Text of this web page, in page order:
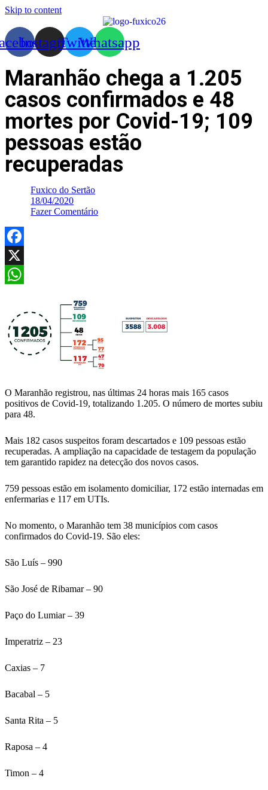
Skip to content
InstagramTwitterWhatsapp
Maranhão chega a 1.205
casos confirmados e 48
mortes por Covid-19; 109
pessoas estão
recuperadas
Fuxico do Sertão
18/04/2020
Fazer Comentário
Facebook
X
O Maranhão registrou, nas últimas 24 horas mais 165 casos
positivos de Covid-19, totalizando 1.205. O número de mortes subiu
para 48.
Mais 182 casos suspeitos foram descartados e 109 pessoas estão
recuperadas. A ampliação na capacidade de testagem da população
tem garantido rapidez na detecção dos novos casos.
759 pessoas estão em isolamento domiciliar, 172 estão internadas em
enfermarias e 117 em UTIs.
No momento, o Maranhão tem 38 municípios com casos
confirmados do Covid-19. São eles:
São Luís – 990
São José de Ribamar – 90
Paço do Lumiar – 39
Imperatriz – 23
Caxias – 7
Bacabal – 5
Santa Rita – 5
Raposa – 4
Timon – 4